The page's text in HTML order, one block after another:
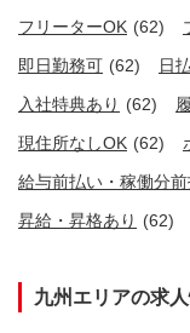
フリーターOK (62)
即日勤務可 (62) 日
入社特典あり (62)
現住所なしOK (62)
給与前払い・稼働分
昇給・昇格あり (62)
九州エリアの求